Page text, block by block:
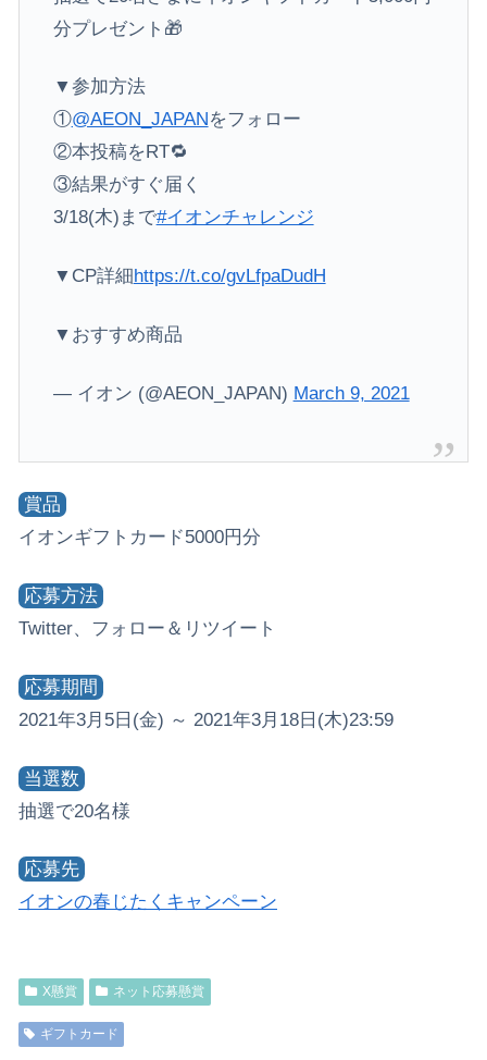
分プレゼント🎁
▼参加方法
①@AEON_JAPAN をフォロー
②本投稿をRT🔁
③結果がすぐ届く
3/18(木)まで#イオンチャレンジ
▼CP詳細 https://t.co/gvLfpaDudH
▼おすすめ商品
— イオン (@AEON_JAPAN) March 9, 2021
賞品
イオンギフトカード5000円分
応募方法
Twitter、フォロー＆リツイート
応募期間
2021年3月5日(金) ～ 2021年3月18日(木)23:59
当選数
抽選で20名様
応募先
イオンの春じたくキャンペーン
X懸賞 ネット応募懸賞
ギフトカード